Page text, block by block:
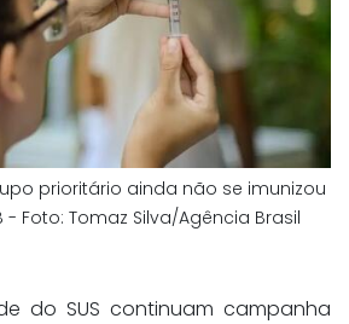
prioritário ainda não se imunizou
Foto: Tomaz Silva/Agência Brasil
do SUS continuam campanha